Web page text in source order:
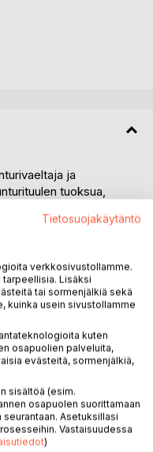
ja
tuoksua,
haaveilevalle teoksesta
Kirjassa
latvoille ja
sekä muistellaan
kertomuksessa
Yrjö Metsälän
Suomen Lapille, mutta
tutustua
maisemiin. Etenkin
vuonoja ja
tuntumista ja
Tietosuojakäytäntö
verkkosivustollamme.
Lisäksi
tai sormenjälkiä sekä
kuinka usein sivustollamme
kuten
osapuolien palveluita,
evästeitä, sormenjälkiä,
sisältöä (esim.
osapuolen suorittamaan
Asetuksillasi
Vastaisuudessa
)